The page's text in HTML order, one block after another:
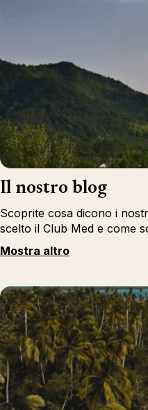
Il nostro blog
Scoprite cosa dicono i
scelto il Club Med e come
Mostra altro